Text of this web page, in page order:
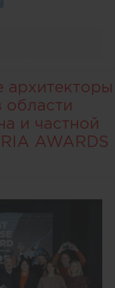
области
и частной
AWARDS